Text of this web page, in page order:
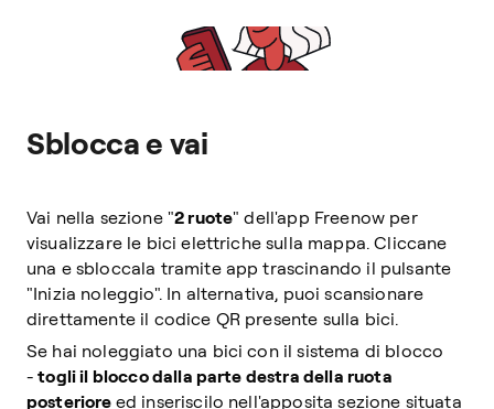
Sblocca e vai
Vai nella sezione "2 ruote" dell'app Freenow per
visualizzare le bici elettriche sulla mappa. Cliccane
una e sbloccala tramite app trascinando il pulsante
"Inizia noleggio". In alternativa, puoi scansionare
direttamente il codice QR presente sulla bici.
Se hai noleggiato una bici con il sistema di blocco
-togli il blocco dalla parte destra della ruota
posteriore ed inseriscilo nell'apposita sezione situata